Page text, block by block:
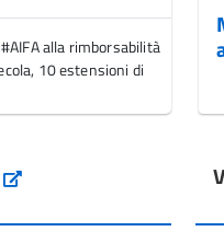
alla rimborsabilità
10 estensioni di
tra i primi Paesi europei
Instagram